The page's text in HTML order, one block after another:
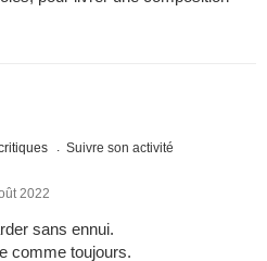
Suivre son activité
2022
sans ennui.
comme toujours.